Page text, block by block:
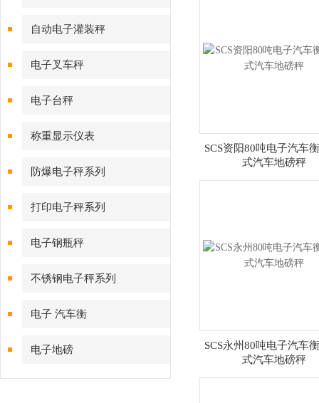
自动电子灌装秤
电子叉车秤
电子台秤
称重显示仪表
防爆电子秤系列
打印电子秤系列
电子钢瓶秤
不锈钢电子秤系列
电子 汽车衡
电子地磅
SCS资阳80吨电子汽车
式汽车地磅秤
SCS永州80吨电子汽车
式汽车地磅秤